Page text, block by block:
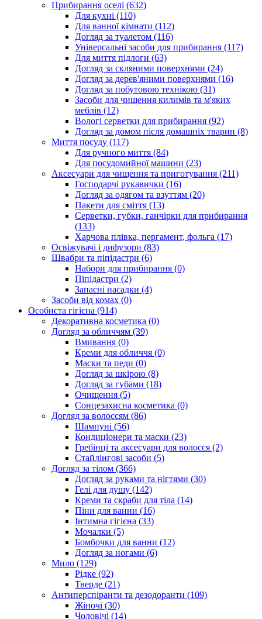
Прибирання оселі (632)
Для кухні (110)
Для ванної кімнати (112)
Догляд за туалетом (116)
Універсальні засоби для прибирання (117)
Для миття підлоги (63)
Догляд за скляними поверхнями (24)
Догляд за дерев'яними поверхнями (16)
Догляд за побутовою технікою (31)
Засоби для чищення килимів та м'яких
меблів (12)
Вологі серветки для прибирання (92)
Догляд за домом після домашніх тварин (8)
Миття посуду (117)
Для ручного миття (84)
Для посудомийної машини (23)
Аксесуари для чищення та приготування (211)
Господарчі рукавички (16)
Догляд за одягом та взуттям (20)
Пакети для сміття (13)
Серветки, губки, ганчірки для прибирання
(133)
Харчова плівка, пергамент, фольга (17)
Освіжувачі і дифузори (83)
Швабри та піпідастри (6)
Набори для прибирання (0)
Піпідастри (2)
Запасні насадки (4)
Засоби від комах (0)
Особиста гігієна (914)
Декоративна косметика (0)
Догляд за обличчям (39)
Вмивання (0)
Креми для обличчя (0)
Маски та педи (0)
Догляд за шкірою (8)
Догляд за губами (18)
Очищення (5)
Сонцезахисна косметика (0)
Догляд за волоссям (86)
Шампуні (56)
Кондиціонери та маски (23)
Гребінці та аксесуари для волосся (2)
Стайлінгові засоби (5)
Догляд за тілом (366)
Догляд за руками та нігтями (30)
Гелі для душу (142)
Креми та скраби для тіла (14)
Піни для ванни (16)
Інтимна гігієна (33)
Мочалки (5)
Бомбочки для ванни (12)
Догляд за ногами (6)
Мило (129)
Рідке (92)
Тверде (21)
Антиперспіранти та дезодоранти (109)
Жіночі (30)
Чоловічі (14)